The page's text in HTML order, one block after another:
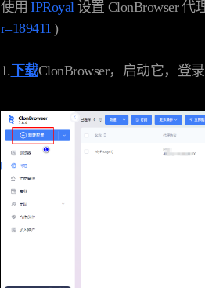
使用IPRoyal设置 ClonBrowser 代
r=189411 )
1. 下载ClonBrowser，启动它，登